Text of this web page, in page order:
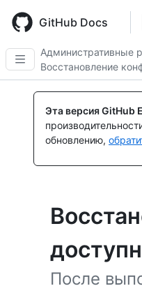
main
content
GitHub Docs
Административные
Восстановление
Эта версия GitHub
обновлению,
После